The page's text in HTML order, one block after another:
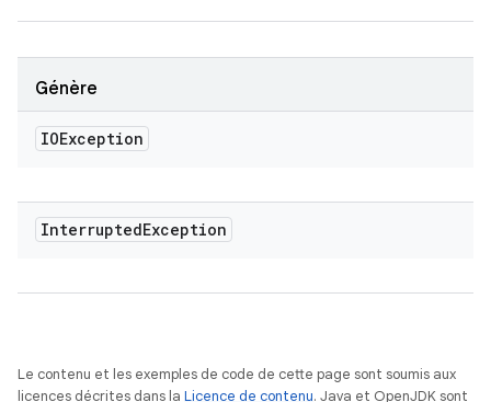
Génère
IOException
InterruptedException
Le contenu et les exemples de code de cette page sont soumis aux
licences décrites dans la Licence de contenu. Java et OpenJDK sont